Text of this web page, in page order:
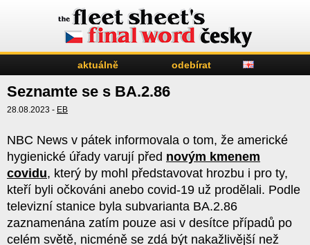
aktuálně odebírat
Seznamte se s BA.2.86
28.08.2023 - EB
NBC News v pátek informovala o tom, že americké
hygienické úřady varují před novým kmenem
covidu, který by mohl představovat hrozbu i pro ty,
kteří byli očkováni anebo covid-19 už prodělali. Podle
televizní stanice byla subvarianta BA.2.86
zaznamenána zatím pouze asi v desítce případů po
celém světě, nicméně se zdá být nakažlivější než